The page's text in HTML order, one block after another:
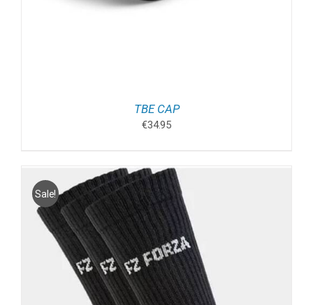
TBE CAP
€34.95
Sale!